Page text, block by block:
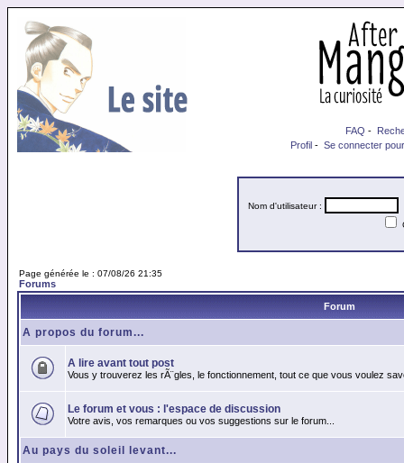
FAQ -
Profil - Se connecter
Nom d'utilisateur :
Page générée le : 07/08/26 21:35
Forums
Forum
A propos du forum...
A lire avant tout post
Vous y trouverez les rÃ¨gles, le fonctionnement, tout ce que vous voulez
Le forum et vous : l'espace de discussion
Votre avis, vos remarques ou vos suggestions sur le forum...
Au pays du soleil levant...